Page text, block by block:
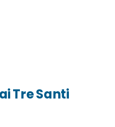
Tre Santi